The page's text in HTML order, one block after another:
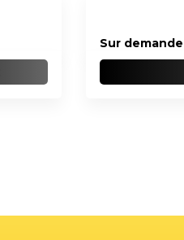
Sur demande